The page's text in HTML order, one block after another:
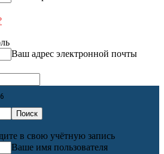
Ваш адрес электронной почты
в свою учётную запись
Ваше имя пользователя